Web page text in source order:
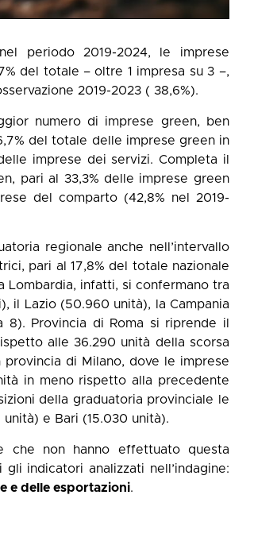
periodo 2019-2024, le imprese
del totale – oltre 1 impresa su 3 –,
2019-2023 ( 38,6%).
numero di imprese green, ben
del totale delle imprese green in
imprese dei servizi. Completa il
pari al 33,3% delle imprese green
del comparto (42,8% nel 2019-
regionale anche nell’intervallo
pari al 17,8% del totale nazionale
infatti, si confermano tra
il Lazio (50.960 unità), la Campania
8). Provincia di Roma si riprende il
alle 36.290 unità della scorsa
di Milano, dove le imprese
in meno rispetto alla precedente
della graduatoria provinciale le
e Bari (15.030 unità).
non hanno effettuato questa
indicatori analizzati nell’indagine:
e delle esportazioni.